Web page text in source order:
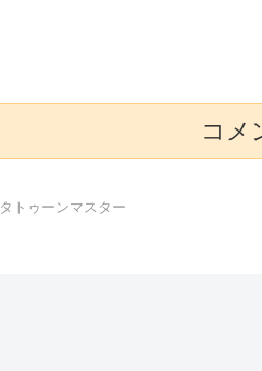
コメ
タトゥーンマスター